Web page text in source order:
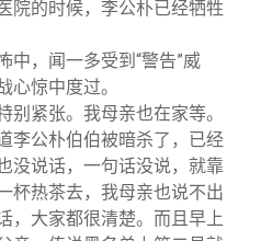
院的时候，李公朴已经牺牲
中，闻一多受到“警告”威
心惊中度过。
别紧张。我母亲也在家等。
李公朴伯伯被暗杀了，已经
没说话，一句话没说，就靠
杯热茶去，我母亲也说不出
，大家都很清楚。而且早上